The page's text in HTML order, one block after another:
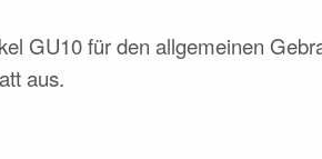
GU10 für den allgemeinen
aus.